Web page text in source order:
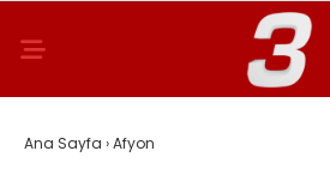
Ana Sayfa ›Afyon